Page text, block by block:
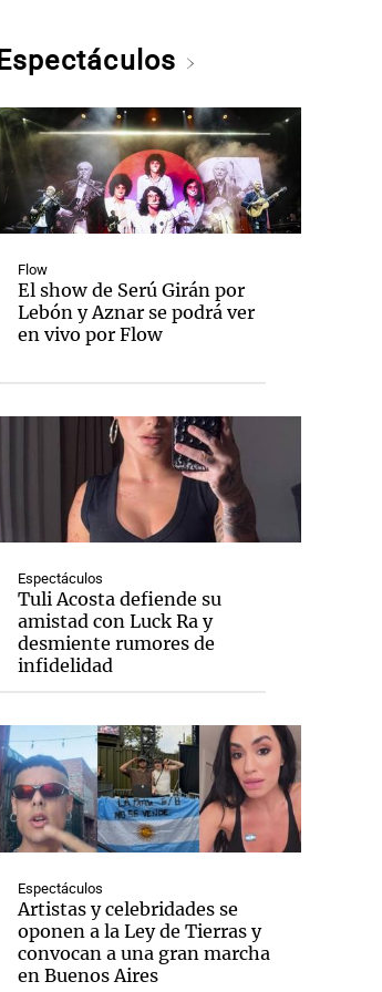
Espectáculos
Flow
El show de Serú Girán por
Lebón y Aznar se podrá ver
en vivo por Flow
Espectáculos
Tuli Acosta defiende su
amistad con Luck Ra y
desmiente rumores de
infidelidad
Espectáculos
Artistas y celebridades se
oponen a la Ley de Tierras y
convocan a una gran marcha
en Buenos Aires
Notas